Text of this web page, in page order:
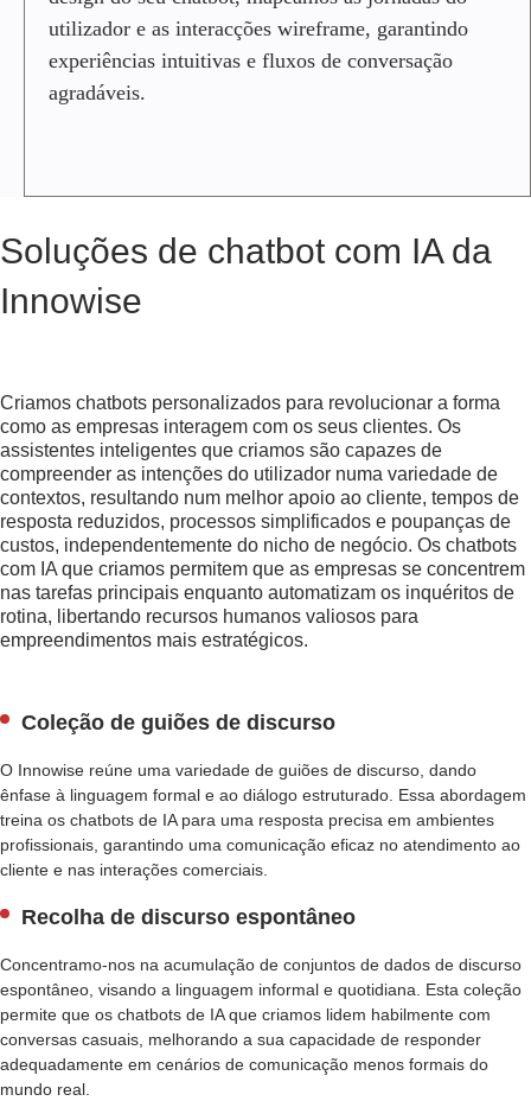
U
R
A
D
O
C
H
A
T
B
O
T
A
C
O
N
S
U
T
R
I
A
D
E
C
utilizador e as interacções wireframe, garantindo
experiências intuitivas e fluxos de conversação
agradáveis.
Soluções de chatbot com IA da
Innowise
Criamos chatbots personalizados para revolucionar a forma
como as empresas interagem com os seus clientes. Os
assistentes inteligentes que criamos são capazes de
compreender as intenções do utilizador numa variedade de
contextos, resultando num melhor apoio ao cliente, tempos de
resposta reduzidos, processos simplificados e poupanças de
custos, independentemente do nicho de negócio. Os chatbots
com IA que criamos permitem que as empresas se concentrem
nas tarefas principais enquanto automatizam os inquéritos de
rotina, libertando recursos humanos valiosos para
empreendimentos mais estratégicos.
Coleção de guiões de discurso
O Innowise reúne uma variedade de guiões de discurso, dando
ênfase à linguagem formal e ao diálogo estruturado. Essa abordagem
treina os chatbots de IA para uma resposta precisa em ambientes
profissionais, garantindo uma comunicação eficaz no atendimento ao
cliente e nas interações comerciais.
Recolha de discurso espontâneo
Concentramo-nos na acumulação de conjuntos de dados de discurso
espontâneo, visando a linguagem informal e quotidiana. Esta coleção
permite que os chatbots de IA que criamos lidem habilmente com
conversas casuais, melhorando a sua capacidade de responder
adequadamente em cenários de comunicação menos formais do
mundo real.